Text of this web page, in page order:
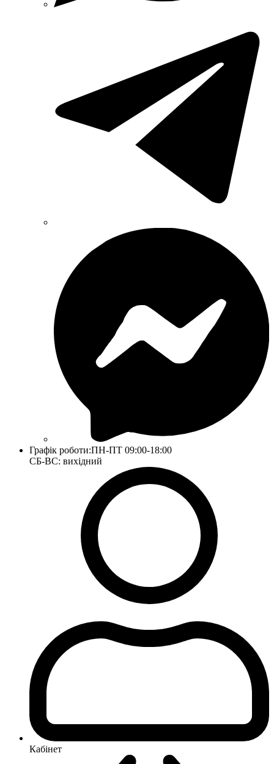
Графік роботи:ПН-ПТ 09:00-18:00
СБ-ВС: вихідний
Кабінет